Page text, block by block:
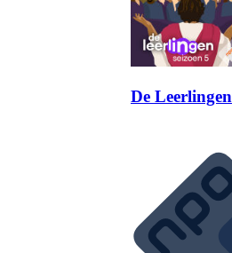
De Leerlingen